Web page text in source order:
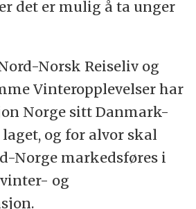
det er mulig å ta unger
Norsk Reiseliv og
Vinteropplevelser har
Norge sitt Danmark-
og for alvor skal
Norge markedsføres i
og